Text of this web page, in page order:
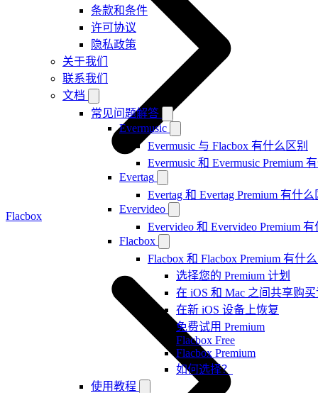
条款和条件
许可协议
隐私政策
关于我们
联系我们
文档
常见问题解答
Evermusic
Evermusic 与 Flacbox 有什么区别
Evermusic 和 Evermusic Premium
Evertag
Evertag 和 Evertag Premium 有什
Evervideo
Evervideo 和 Evervideo Premium
Flacbox
Flacbox 和 Flacbox Premium 有什
选择您的 Premium 计划
在 iOS 和 Mac 之间共享购
在新 iOS 设备上恢复
免费试用 Premium
Flacbox Free
Flacbox Premium
如何选择？
使用教程
Flacbox